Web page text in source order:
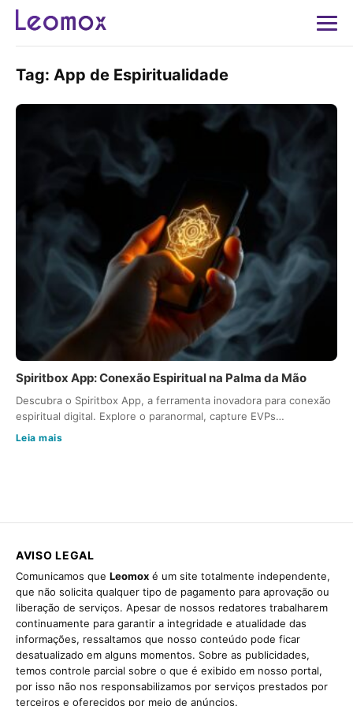
Tag: App de Espiritualidade
Spiritbox App: Conexão Espiritual na Palma da Mão
Descubra o Spiritbox App, a ferramenta inovadora para conexão
espiritual digital. Explore o paranormal, capture EVPs…
Leia mais
AVISO LEGAL
Comunicamos que Leomox é um site totalmente independente,
que não solicita qualquer tipo de pagamento para aprovação ou
liberação de serviços. Apesar de nossos redatores trabalharem
continuamente para garantir a integridade e atualidade das
informações, ressaltamos que nosso conteúdo pode ficar
desatualizado em alguns momentos. Sobre as publicidades,
temos controle parcial sobre o que é exibido em nosso portal,
por isso não nos responsabilizamos por serviços prestados por
terceiros e oferecidos por meio de anúncios.